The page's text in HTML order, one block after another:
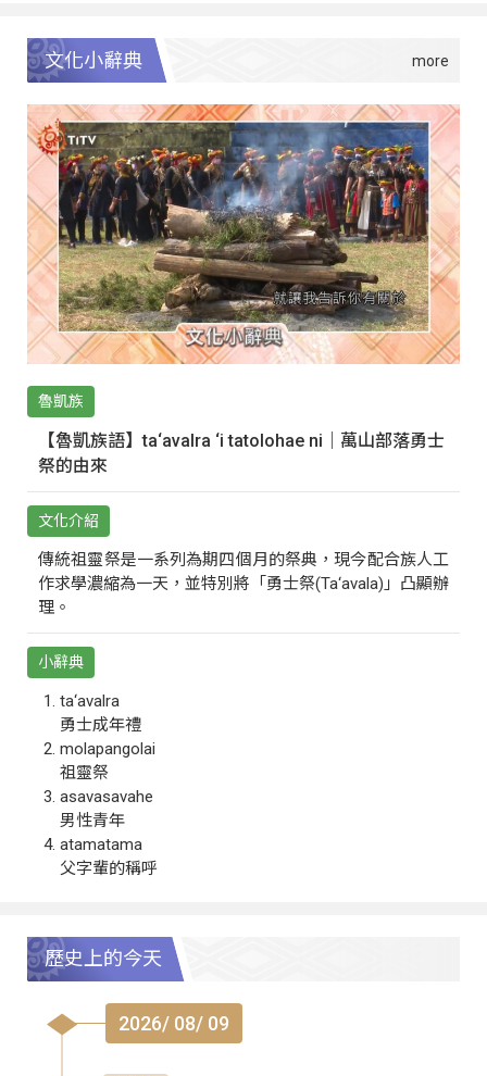
文化小辭典
魯凱族
【魯凱族語】ta‘avalra ‘i tatolohae ni｜萬山部落勇士
祭的由來
文化介紹
傳統祖靈祭是一系列為期四個月的祭典，現今配合族人工
作求學濃縮為一天，並特別將「勇士祭(Ta‘avala)」凸顯辦
理。
小辭典
ta‘avalra
勇士成年禮
molapangolai
祖靈祭
asavasavahe
男性青年
atamatama
父字輩的稱呼
歷史上的今天
2026/ 08/ 09